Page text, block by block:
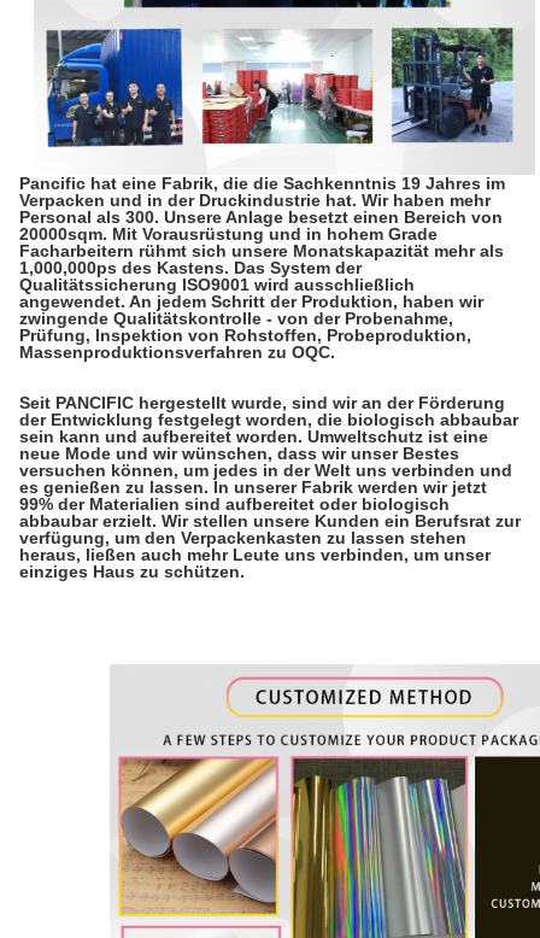
Pancific hat eine Fabrik, die die Sachkenntnis 19 Jahres im
Verpacken und in der Druckindustrie hat. Wir haben mehr
Personal als 300. Unsere Anlage besetzt einen Bereich von
20000sqm. Mit Vorausrüstung und in hohem Grade
Facharbeitern rühmt sich unsere Monatskapazität mehr als
1,000,000ps des Kastens. Das System der
Qualitätssicherung ISO9001 wird ausschließlich
angewendet. An jedem Schritt der Produktion, haben wir
zwingende Qualitätskontrolle - von der Probenahme,
Prüfung, Inspektion von Rohstoffen, Probeproduktion,
Massenproduktionsverfahren zu OQC.
Seit PANCIFIC hergestellt wurde, sind wir an der Förderung
der Entwicklung festgelegt worden, die biologisch abbaubar
sein kann und aufbereitet worden. Umweltschutz ist eine
neue Mode und wir wünschen, dass wir unser Bestes
versuchen können, um jedes in der Welt uns verbinden und
es genießen zu lassen. In unserer Fabrik werden wir jetzt
99% der Materialien sind aufbereitet oder biologisch
abbaubar erzielt. Wir stellen unsere Kunden ein Berufsrat zur
verfügung, um den Verpackenkasten zu lassen stehen
heraus, ließen auch mehr Leute uns verbinden, um unser
einziges Haus zu schützen.